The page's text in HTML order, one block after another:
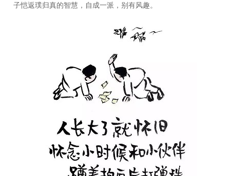
子恺返璞归真的智慧，自成一派，别有风趣。